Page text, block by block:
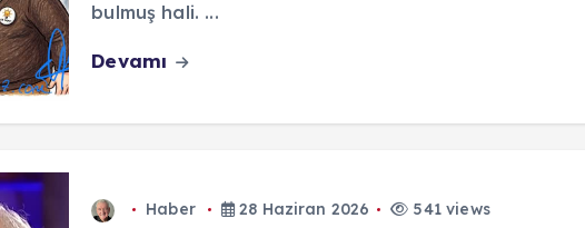
bulmuş hali. ...
Devamı
Haber 28 Haziran 2026 541 views